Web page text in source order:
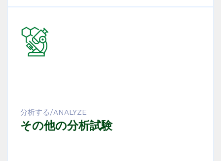
分析する/ANALYZE
その他の分析試験